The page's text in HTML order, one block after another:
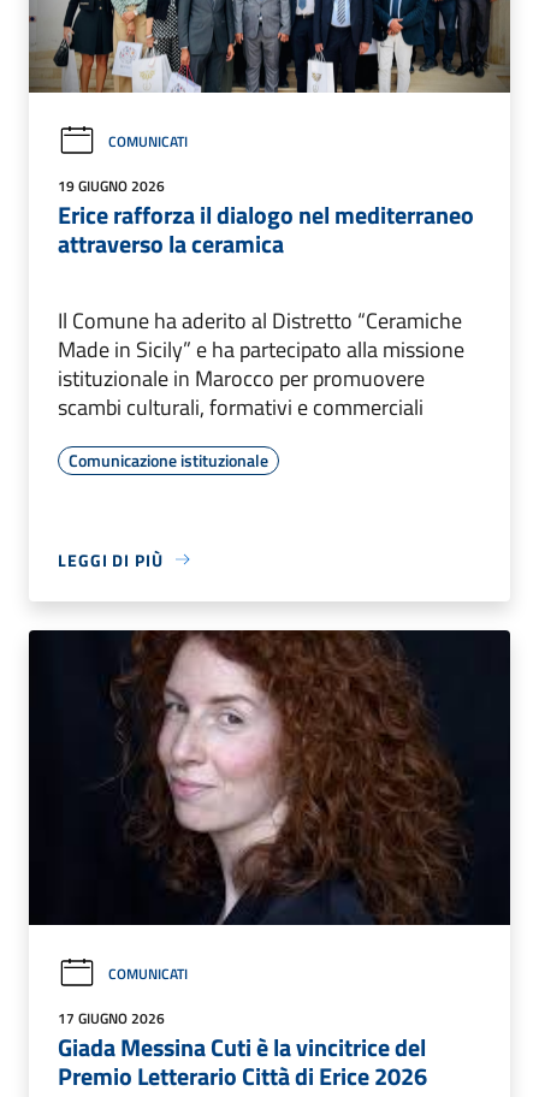
COMUNICATI
19 GIUGNO 2026
Erice rafforza il dialogo nel mediterraneo
attraverso la ceramica
Il Comune ha aderito al Distretto “Ceramiche
Made in Sicily” e ha partecipato alla missione
istituzionale in Marocco per promuovere
scambi culturali, formativi e commerciali
Comunicazione istituzionale
LEGGI DI PIÙ
COMUNICATI
17 GIUGNO 2026
Giada Messina Cuti è la vincitrice del
Premio Letterario Città di Erice 2026